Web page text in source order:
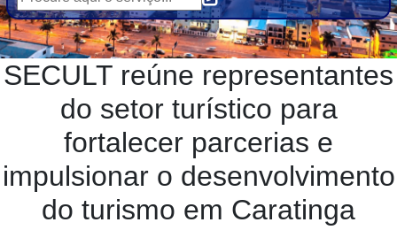
SECULT reúne representantes
do setor turístico para
fortalecer parcerias e
impulsionar o desenvolvimento
do turismo em Caratinga